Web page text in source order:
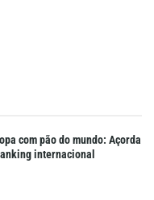
com pão do mundo: Açorda
internacional